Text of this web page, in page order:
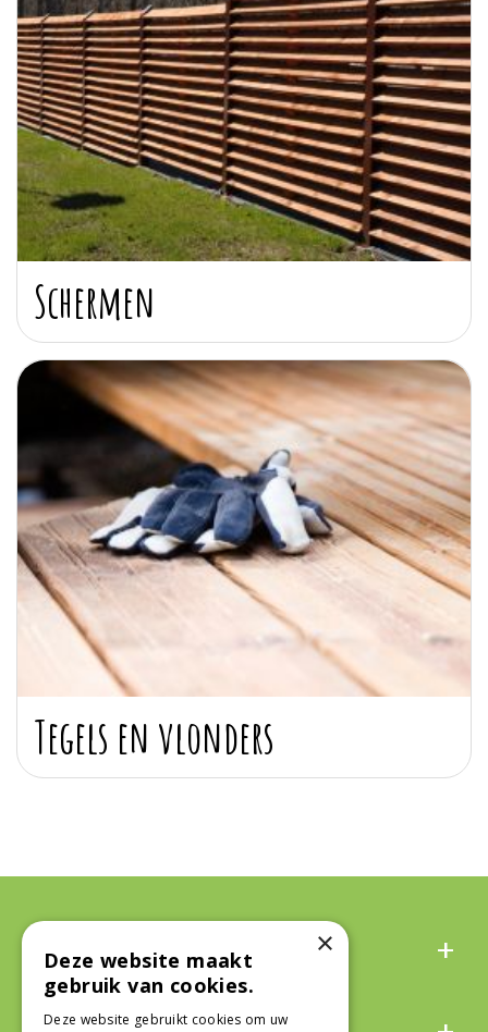
Schermen
Tegels en vlonders
Algemeen
×
Deze website maakt
gebruik van cookies.
Deze website gebruikt cookies om uw